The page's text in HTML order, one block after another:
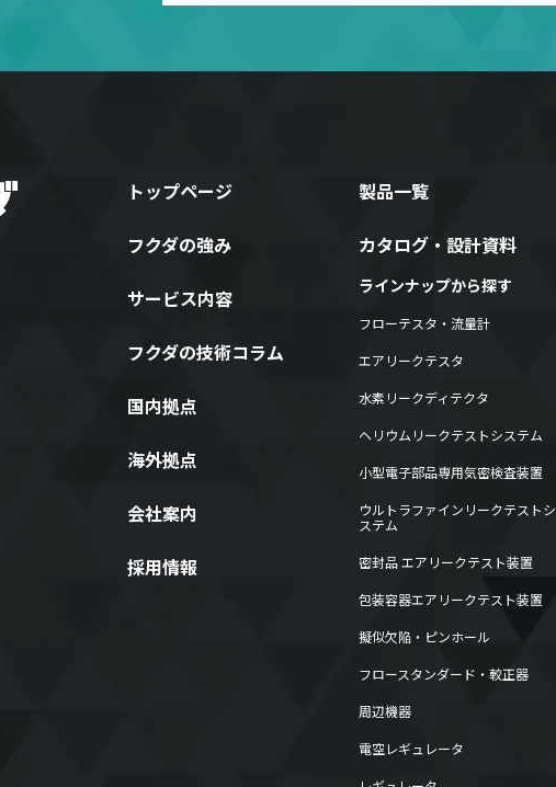
トップページ
フクダの強み
サービス内容
フクダの技術コラム
国内拠点
海外拠点
会社案内
採用情報
製品一覧
カタログ・設計資料
ラインナップから探す
フローテスタ・流量計
エアリークテスタ
水素リークディテクタ
ヘリウムリークテストシステム
小型電子部品専用気密検査装置
ウルトラファインリークテストシ
ステム
密封品 エアリークテスト装置
包装容器エアリークテスト装置
擬似欠陥・ピンホール
フロースタンダード・較正器
周辺機器
電空レギュレータ